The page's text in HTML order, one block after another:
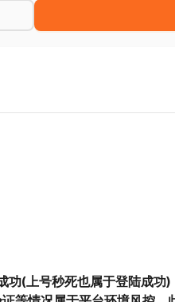
(上号秒死也属于登陆成功